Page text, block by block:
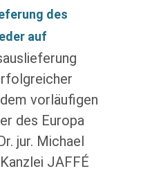
des
auf
vorläufigen
des Europa
jur. Michael
JAFFÉ